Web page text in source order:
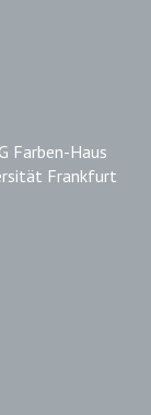
Farben-Haus
Frankfurt